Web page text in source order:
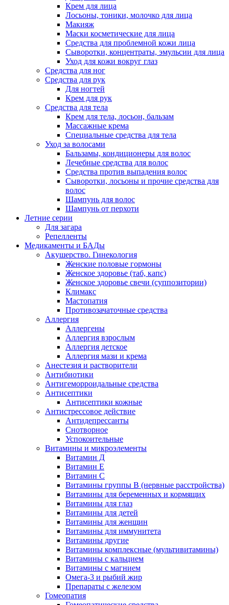
Крем для лица
Лосьоны, тоники, молочко для лица
Макияж
Маски косметические для лица
Средства для проблемной кожи лица
Сыворотки, концентраты, эмульсии для лица
Уход для кожи вокруг глаз
Средства для ног
Средства для рук
Для ногтей
Крем для рук
Средства для тела
Крем для тела, лосьон, бальзам
Массажные крема
Специальные средства для тела
Уход за волосами
Бальзамы, кондиционеры для волос
Лечебные средства для волос
Средства против выпадения волос
Сыворотки, лосьоны и прочие средства для
волос
Шампунь для волос
Шампунь от перхоти
Летние серии
Для загара
Репелленты
Медикаменты и БАДы
Акушерство. Гинекология
Женские половые гормоны
Женское здоровье (таб, капс)
Женское здоровье свечи (суппозитории)
Климакс
Мастопатия
Противозачаточные средства
Аллергия
Аллергены
Аллергия взрослым
Аллергия детское
Аллергия мази и крема
Анестезия и растворители
Антибиотики
Антигеморроидальные средства
Антисептики
Антисептики кожные
Антистрессовое действие
Антидепрессанты
Снотворное
Успокоительные
Витамины и микроэлементы
Витамин Д
Витамин Е
Витамин С
Витамины группы В (нервные расстройства)
Витамины для беременных и кормящих
Витамины для глаз
Витамины для детей
Витамины для женщин
Витамины для иммунитета
Витамины другие
Витамины комплексные (мультивитамины)
Витамины с кальцием
Витамины с магнием
Омега-3 и рыбий жир
Препараты с железом
Гомеопатия